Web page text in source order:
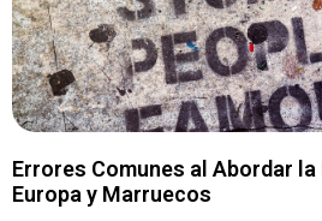
Errores Comunes al Abordar
Europa y Marruecos